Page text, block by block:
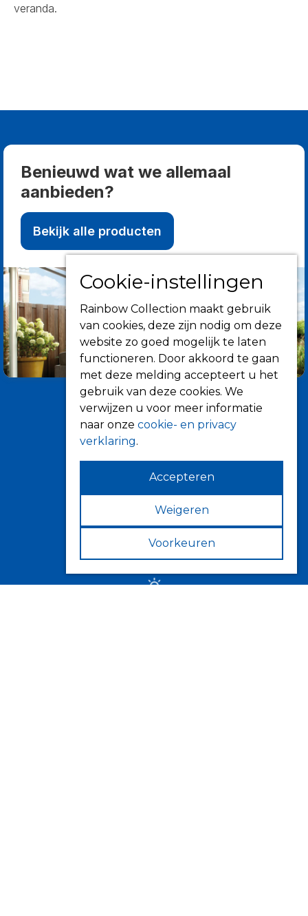
veranda.
Benieuwd wat we allemaal
aanbieden?
Bekijk alle producten
Informatie
Over ons
Tips
Verkooppunten
Cookie-instellingen
Rainbow Collection maakt gebruik
van cookies, deze zijn nodig om deze
website zo goed mogelijk te laten
functioneren. Door akkoord te gaan
met deze melding accepteert u het
gebruik van deze cookies. We
verwijzen u voor meer informatie
naar onze cookie- en privacy
verklaring.
Accepteren
Weigeren
Voorkeuren